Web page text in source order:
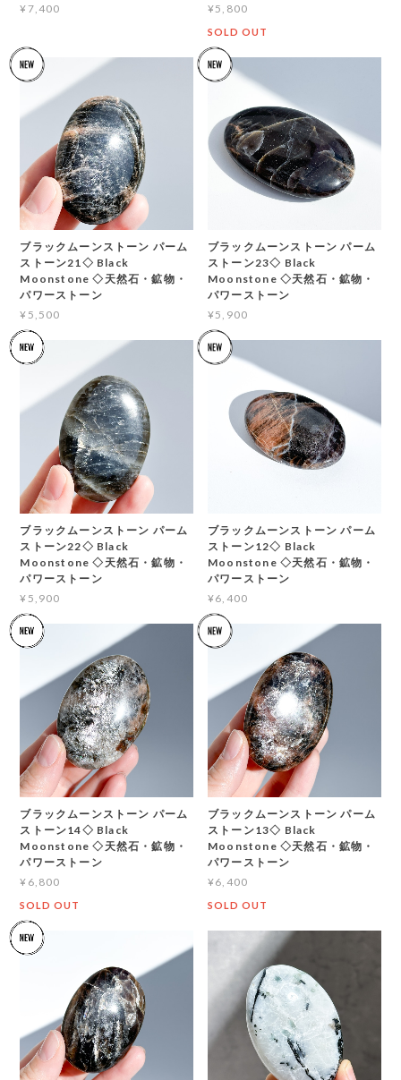
¥7,400
¥5,800
SOLD OUT
ブラックムーンストーン パーム
ストーン21◇ Black
Moonstone ◇天然石・鉱物・
パワーストーン
¥5,500
ブラックムーンストーン パーム
ストーン23◇ Black
Moonstone ◇天然石・鉱物・
パワーストーン
¥5,900
ブラックムーンストーン パーム
ストーン22◇ Black
Moonstone ◇天然石・鉱物・
パワーストーン
¥5,900
ブラックムーンストーン パーム
ストーン12◇ Black
Moonstone ◇天然石・鉱物・
パワーストーン
¥6,400
ブラックムーンストーン パーム
ストーン14◇ Black
Moonstone ◇天然石・鉱物・
パワーストーン
¥6,800
SOLD OUT
ブラックムーンストーン パーム
ストーン13◇ Black
Moonstone ◇天然石・鉱物・
パワーストーン
¥6,400
SOLD OUT